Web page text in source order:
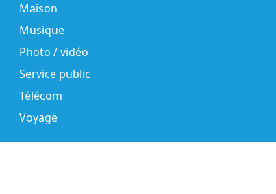
Maison
Musique
Photo / vidéo
Service public
Télécom
Voyage